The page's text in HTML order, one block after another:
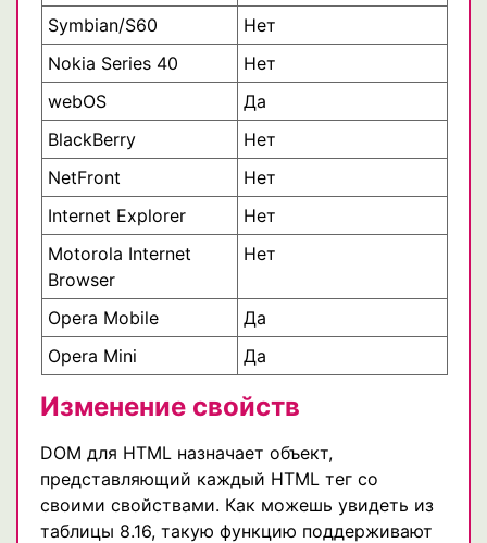
Symbian/S60
Нет
Nokia Series 40
Нет
webOS
Да
BlackBerry
Нет
NetFront
Нет
Internet Explorer
Нет
Motorola Internet
Browser
Нет
Opera Mobile
Да
Opera Mini
Да
Изменение свойств
DOM для HTML назначает объект,
представляющий каждый HTML тег со
своими свойствами. Как можешь увидеть из
таблицы 8.16, такую функцию поддерживают